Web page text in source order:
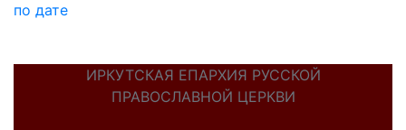
по дате
ИРКУТСКАЯ ЕПАРХИЯ РУССКОЙ
ПРАВОСЛАВНОЙ ЦЕРКВИ